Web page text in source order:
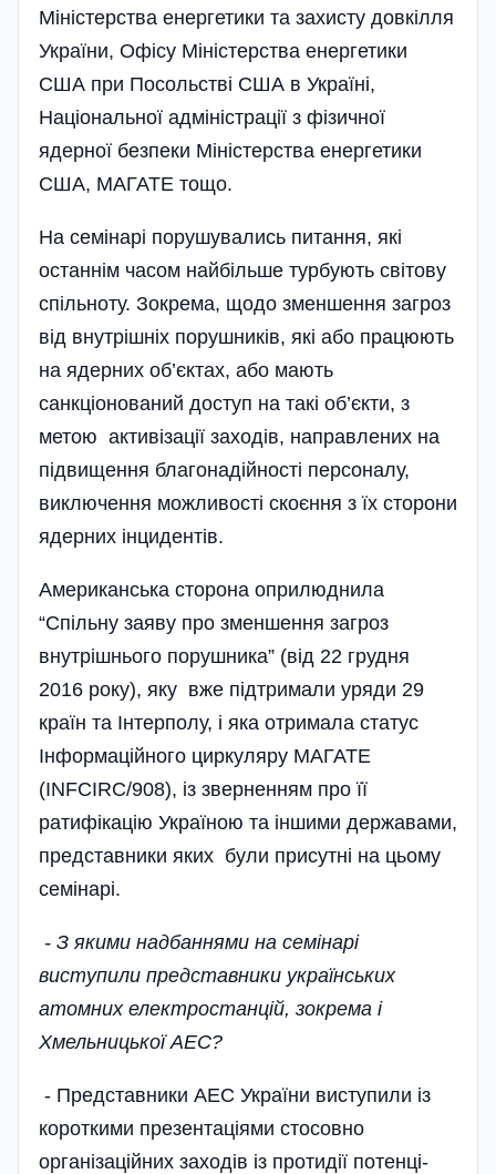
Міністерства енергетики та захисту довкілля
України, Офісу Міністерства енергетики
США при Посольстві США в Україні,
Національної адміністрації з фізичної
ядерної безпеки Міністерства енергетики
США, МАГАТЕ тощо.
На семінарі порушувались питання, які
останнім часом найбільше турбують світову
спільноту. Зокрема, щодо зменшення загроз
від внутрішніх порушників, які або працюють
на ядерних об’єктах, або мають
санкціонований доступ на такі об’єкти, з
метою активізації заходів, направлених на
підвищення благонадійності персоналу,
виключення можливості скоєння з їх сторони
ядерних інцидентів.
Американська сторона оприлюднила
“Спільну заяву про зменшення загроз
внутрішнього порушника” (від 22 грудня
2016 року), яку вже підтримали уряди 29
країн та Інтерполу, і яка отримала статус
Інформаційного циркуляру МАГАТЕ
(INFCIRC/908), із зверненням про її
ратифікацію Україною та іншими державами,
представники яких були присутні на цьому
семінарі.
- З якими надбаннями на семінарі
виступили представники українських
атомних електро­станцій, зокрема і
Хмельницької АЕС?
- Представники АЕС України виступили із
короткими презентаціями стосовно
організаційних заходів із протидії потенці­